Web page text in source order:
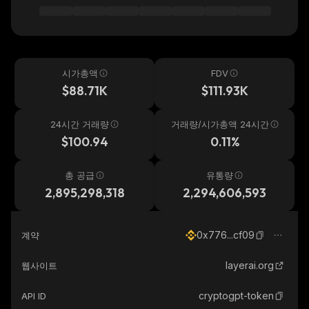
시가총액
$88.71K
FDV
$111.93K
24시간 거래량
$100.94
거래량/시가총액 24시간
0.11%
총 공급
2,895,298,318
유통량
2,294,606,593
계약 0x776...cf09
웹사이트 layerai.org
API ID cryptogpt-token